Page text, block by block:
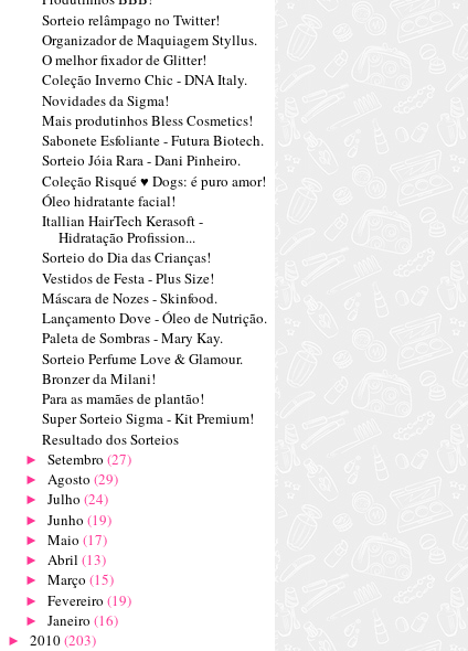
Sorteio relâmpago no Twitter!
Organizador de Maquiagem Styllus.
O melhor fixador de Glitter!
Coleção Inverno Chic - DNA Italy.
Novidades da Sigma!
Mais produtinhos Bless Cosmetics!
Sabonete Esfoliante - Futura Biotech.
Sorteio Jóia Rara - Dani Pinheiro.
Coleção Risqué ♥ Dogs: é puro amor!
Óleo hidratante facial!
Itallian HairTech Kerasoft -
Hidratação Profission...
Sorteio do Dia das Crianças!
Vestidos de Festa - Plus Size!
Máscara de Nozes - Skinfood.
Lançamento Dove - Óleo de Nutrição.
Paleta de Sombras - Mary Kay.
Sorteio Perfume Love & Glamour.
Bronzer da Milani!
Para as mamães de plantão!
Super Sorteio Sigma - Kit Premium!
Resultado dos Sorteios
► Setembro (27)
► Agosto (29)
► Julho (24)
► Junho (19)
► Maio (17)
► Abril (13)
► Março (15)
► Fevereiro (19)
► Janeiro (16)
► 2010(203)